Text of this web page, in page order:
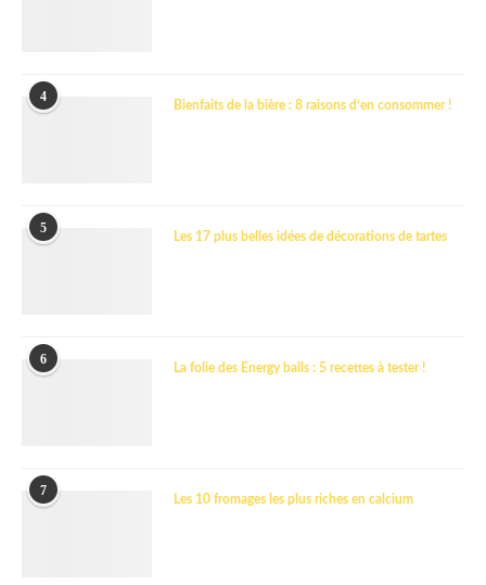
4
Bienfaits de la bière : 8 raisons d’en consommer !
5
Les 17 plus belles idées de décorations de tartes
6
La folie des Energy balls : 5 recettes à tester !
7
Les 10 fromages les plus riches en calcium